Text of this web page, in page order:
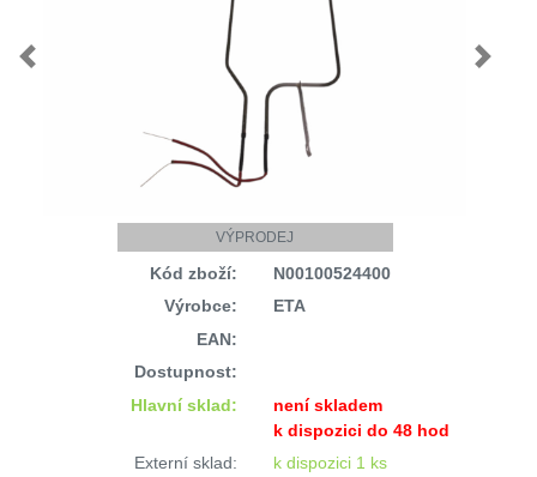
Previous Next
VÝPRODEJ
Kód zboží:
N00100524400
Výrobce:
ETA
EAN:
Dostupnost:
Hlavní sklad:
není skladem
k dispozici do 48 hod
Externí sklad:
k dispozici 1 ks